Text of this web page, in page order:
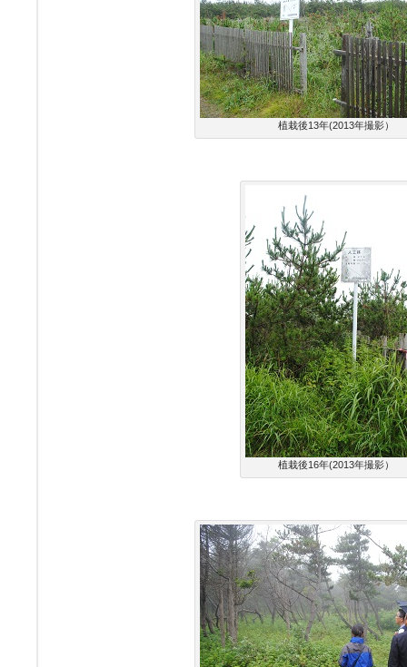
植栽後13年(2013年撮影）
植栽後16年(2013年撮影）